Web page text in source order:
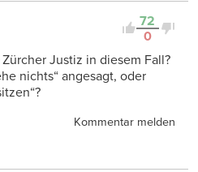
72
0
Justiz in diesem Fall?
nichts“ angesagt, oder
Kommentar melden